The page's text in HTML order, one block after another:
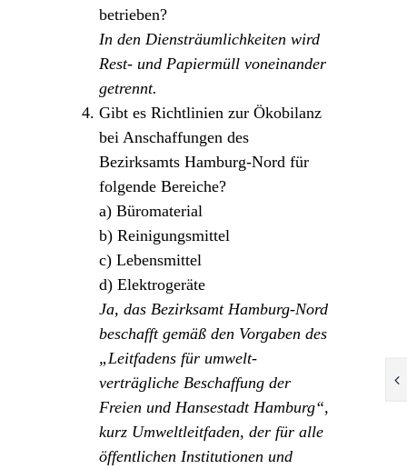
betrieben?
In den Diensträumlichkeiten wird
Rest- und Papiermüll voneinander
getrennt.
Gibt es Richtlinien zur Ökobilanz
bei Anschaffungen des
Bezirksamts Hamburg-Nord für
folgende Bereiche?
a) Büromaterial
b) Reinigungsmittel
c) Lebensmittel
d) Elektrogeräte
Ja, das Bezirksamt Hamburg-Nord
beschafft gemäß den Vorgaben des
„Leitfadens für umwelt-
verträgliche Beschaffung der
Freien und Hansestadt Hamburg“,
kurz Umweltleitfaden, der für alle
öffentlichen Institutionen und